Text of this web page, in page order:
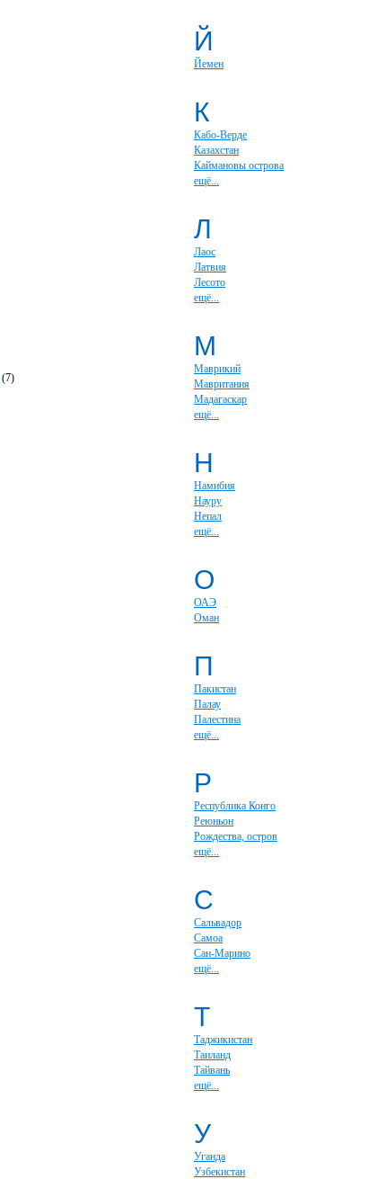
(7)
Й
Йемен
К
Кабо-Верде
Казахстан
Каймановы острова
ещё...
Л
Лаос
Латвия
Лесото
ещё...
М
Маврикий
Мавритания
Мадагаскар
ещё...
Н
Намибия
Науру
Непал
ещё...
О
ОАЭ
Оман
П
Пакистан
Палау
Палестина
ещё...
Р
Республика Конго
Реюньон
Рождества, остров
ещё...
С
Сальвадор
Самоа
Сан-Марино
ещё...
Т
Таджикистан
Таиланд
Тайвань
ещё...
У
Уганда
Узбекистан